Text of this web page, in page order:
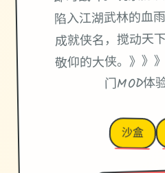
陷入江湖武林的血
成就侠名，搅动天
敬仰的大侠。》》
门MOD体
沙盒